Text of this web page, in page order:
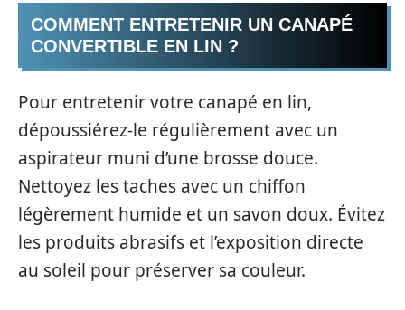
COMMENT ENTRETENIR UN CANAPÉ
CONVERTIBLE EN LIN ?
Pour entretenir votre canapé en lin,
dépoussiérez-le régulièrement avec un
aspirateur muni d’une brosse douce.
Nettoyez les taches avec un chiffon
légèrement humide et un savon doux. Évitez
les produits abrasifs et l’exposition directe
au soleil pour préserver sa couleur.